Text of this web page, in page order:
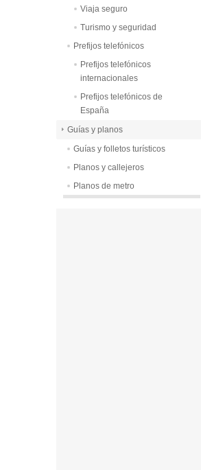
Viaja seguro
Turismo y seguridad
Prefijos telefónicos
Prefijos telefónicos
internacionales
Prefijos telefónicos de
España
Guías y planos
Guías y folletos turísticos
Planos y callejeros
Planos de metro